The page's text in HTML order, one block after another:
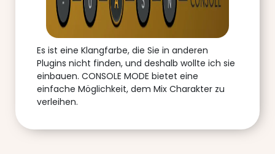
Es ist eine Klangfarbe, die Sie in anderen
Plugins nicht finden, und deshalb wollte ich sie
einbauen. CONSOLE MODE bietet eine
einfache Möglichkeit, dem Mix Charakter zu
verleihen.